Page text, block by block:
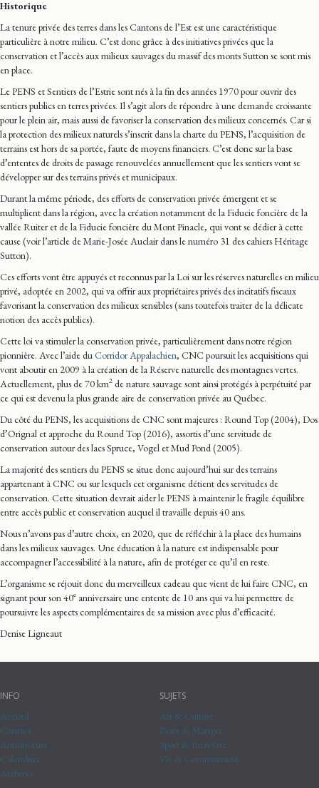
Historique
La tenure privée des terres dans les Cantons de l’Est est une caractéristique
particulière à notre milieu. C’est donc grâce à des initiatives privées que la
conservation et l’accès aux milieux sauvages du massif des monts Sutton se sont mis
en place.
Le PENS et Sentiers de l’Estrie sont nés à la fin des années 1970 pour ouvrir des
sentiers publics en terres privées. Il s’agit alors de répondre à une demande croissante
pour le plein air, mais aussi de favoriser la conservation des milieux concernés. Car si
la protection des milieux naturels s’inscrit dans la charte du PENS, l’acquisition de
terrains est hors de sa portée, faute de moyens financiers. C’est donc sur la base
d’ententes de droits de passage renouvelées annuellement que les sentiers vont se
développer sur des terrains privés et municipaux.
Durant la même période, des efforts de conservation privée émergent et se
multiplient dans la région, avec la création notamment de la Fiducie foncière de la
vallée Ruiter et de la Fiducie foncière du Mont Pinacle, qui vont se dédier à cette
cause (voir l’article de Marie-Josée Auclair dans le numéro 31 des cahiers Héritage
Sutton).
Ces efforts vont être appuyés et reconnus par la Loi sur les réserves naturelles en milieu
privé, adoptée en 2002, qui va offrir aux propriétaires privés des incitatifs fiscaux
favorisant la conservation des milieux sensibles (sans toutefois traiter de la délicate
notion des accès publics).
Cette loi va stimuler la conservation privée, particulièrement dans notre région
pionnière. Avec l’aide duCorridor Appalachien, CNC poursuit les acquisitions qui
vont aboutir en 2009 à la création de la Réserve naturelle des montagnes vertes.
Actuellement, plus de 70 km2 de nature sauvage sont ainsi protégés à perpétuité par
ce qui est devenu la plus grande aire de conservation privée au Québec.
Du côté du PENS, les acquisitions de CNC sont majeures : Round Top (2004), Dos
d’Orignal et approche du Round Top (2016), assortis d’une servitude de
conservation autour des lacs Spruce, Vogel et Mud Pond (2005).
La majorité des sentiers du PENS se situe donc aujourd’hui sur des terrains
appartenant à CNC ou sur lesquels cet organisme détient des servitudes de
conservation. Cette situation devrait aider le PENS à maintenir le fragile équilibre
entre accès public et conservation auquel il travaille depuis 40 ans.
Nous n’avons pas d’autre choix, en 2020, que de réfléchir à la place des humains
dans les milieux sauvages. Une éducation à la nature est indispensable pour
accompagner l’accessibilité à la nature, afin de protéger ce qu’il en reste.
L’organisme se réjouit donc du merveilleux cadeau que vient de lui faire CNC, en
signant pour son 40e anniversaire une entente de 10 ans qui va lui permettre de
poursuivre les aspects complémentaires de sa mission avec plus d’efficacité.
Denise Ligneaut
INFO
Accueil
Contact
Annonceurs
Calendrier
Archives
SUJETS
Art & Culture
Boire & Manger
Sport & Bien-être
Vie & Communauté